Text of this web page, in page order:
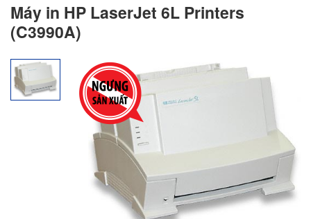
Máy in HP LaserJet 6L Printers
(C3990A)